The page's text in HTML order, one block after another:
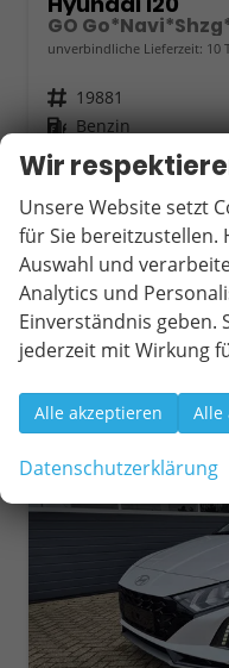
unverbindliche Lieferzeit: 10
Fahrzeugnr. 19881
Kraftstoff Benzin
66 kW (90 PS)
01.03.2026
22.000,– €
incl. 19% MwSt.
Verbrauch
CO -Klasse: D
CO2-Emissionen:
ab 202,– € mtl.
Wir
Unsere Website setzt
für Sie bereitzustellen.
Auswahl und
Analytics und
Einverständnis geben.
jederzeit mit Wirkung
Alle akzeptieren Alle
Datenschutzerklärung